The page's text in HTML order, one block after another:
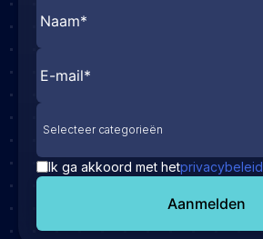
Selecteer categorieën
Ik ga akkoord met hetprivacybeleid
Aanmelden